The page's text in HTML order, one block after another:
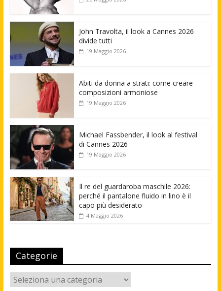
John Travolta, il look a Cannes 2026
divide tutti
19 Maggio 2026
Abiti da donna a strati: come creare
composizioni armoniose
19 Maggio 2026
Michael Fassbender, il look al festival
di Cannes 2026
19 Maggio 2026
Il re del guardaroba maschile 2026:
perché il pantalone fluido in lino è il
capo più desiderato
4 Maggio 2026
Categorie
Categorie